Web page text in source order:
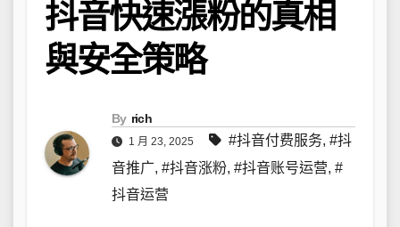
抖音快速漲粉的真相
與安全策略
By rich
1 月 23, 2025 #抖音付费服务, #抖
音推广, #抖音涨粉, #抖音账号运营, #
抖音运营